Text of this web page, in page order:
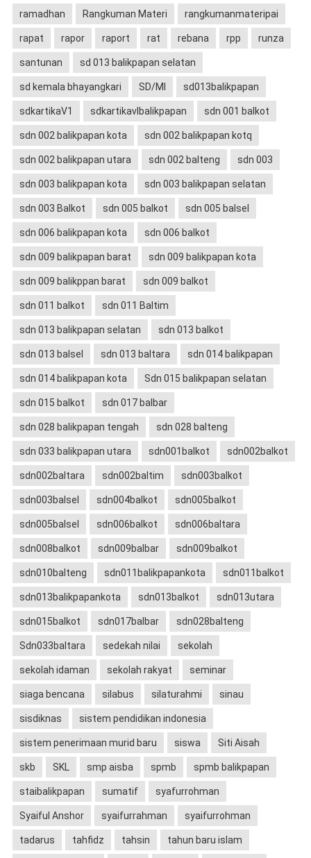
ramadhan Rangkuman Materi rangkumanmateripai
rapat rapor raport rat rebana rpp runza
santunan sd 013 balikpapan selatan
sd kemala bhayangkari SD/MI sd013balikpapan
sdkartikaV1 sdkartikavIbalikpapan sdn 001 balkot
sdn 002 balikpapan kota sdn 002 balikpapan kotq
sdn 002 balikpapan utara sdn 002 balteng sdn 003
sdn 003 balikpapan kota sdn 003 balikpapan selatan
sdn 003 Balkot sdn 005 balkot sdn 005 balsel
sdn 006 balikpapan kota sdn 006 balkot
sdn 009 balikpapan barat sdn 009 balikpapan kota
sdn 009 balikppan barat sdn 009 balkot
sdn 011 balkot sdn 011 Baltim
sdn 013 balikpapan selatan sdn 013 balkot
sdn 013 balsel sdn 013 baltara sdn 014 balikpapan
sdn 014 balikpapan kota Sdn 015 balikpapan selatan
sdn 015 balkot sdn 017 balbar
sdn 028 balikpapan tengah sdn 028 balteng
sdn 033 balikpapan utara sdn001balkot sdn002balkot
sdn002baltara sdn002baltim sdn003balkot
sdn003balsel sdn004balkot sdn005balkot
sdn005balsel sdn006balkot sdn006baltara
sdn008balkot sdn009balbar sdn009balkot
sdn010balteng sdn011balikpapankota sdn011balkot
sdn013balikpapankota sdn013balkot sdn013utara
sdn015balkot sdn017balbar sdn028balteng
Sdn033baltara sedekah nilai sekolah
sekolah idaman sekolah rakyat seminar
siaga bencana silabus silaturahmi sinau
sisdiknas sistem pendidikan indonesia
sistem penerimaan murid baru siswa Siti Aisah
skb SKL smp aisba spmb spmb balikpapan
staibalikpapan sumatif syafurrohman
Syaiful Anshor syaifurrahman syaifurrohman
tadarus tahfidz tahsin tahun baru islam